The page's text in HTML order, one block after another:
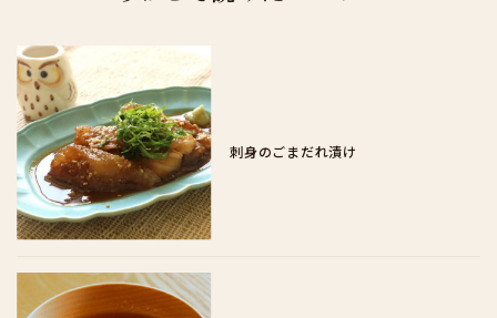
刺身のごまだれ漬け